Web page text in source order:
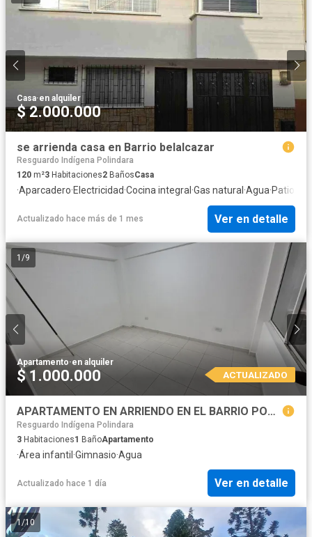
Casa·en alquiler
$ 2.000.000
se arrienda casa en Barrio belalcazar
Resguardo Indígena Polindara
120 m²3 Habitaciones2 BañosCasa
·Aparcadero·Electricidad·Cocina integral ·Gas natural ·Agua·Patio
Actualizado hace más de 1 mes Ver en detalle
1 /9
Apartamento·en alquiler
$ 1.000.000 ACTUALIZADO
APARTAMENTO EN ARRIENDO EN EL BARRIO POMONA, POPAYN
Resguardo Indígena Polindara
3 Habitaciones1 BañoApartamento
·Área infantil ·Gimnasio·Agua
Actualizado hace 1 día Ver en detalle
1 /10